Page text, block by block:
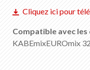
Portrait de KABE
Points de vente
Cliquez ici pour
Compatible avec
KABEmixEUROmix